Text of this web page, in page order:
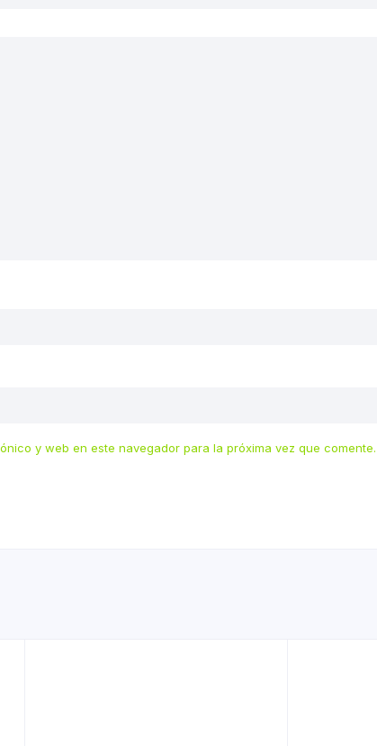
y web en este navegador para la próxima vez que comente.